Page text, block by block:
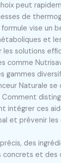
peut
de
vise un
et
les solutions
comme
gammes
Naturale
intégrer ces
et prévenir
des
concrets et des